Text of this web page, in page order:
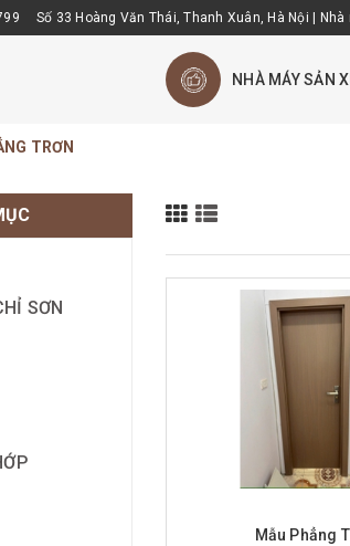
Số 33 Hoàng Văn Thái, Thanh Xuân, Hà Nội |
NHÀ MÁY SẢN
TRƠN
Mẫu Phẳng
SƠN